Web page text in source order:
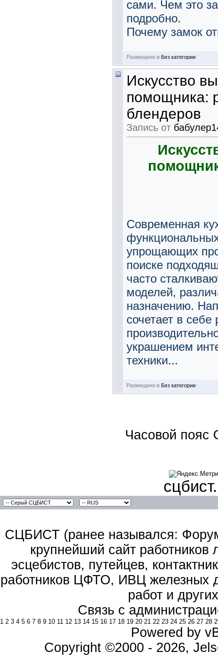
сами. Чем это
подробно.
Почему замок
Размещено в Без категории
Искусство
помощника:
блендеров
Запись от
Современная
упрощающих
поиске
часто
моделей,
назначению.
сочетает в себе
украшением
техники...
Размещено в Без категории
Часовой пояс
СЦБИСТ (ранее назывался:
крупнейший сайт работников
эсцебистов, путейцев,
работников ЦФТО, ИВЦ железных
работ и
Связь с
1 2 3 4 5 6 7 8 9 10 11 12 13 14 15 16 17 18 19 20 21 22 23 24 25 26 27 28
Powered by
Copyright ©2000 - 2026,